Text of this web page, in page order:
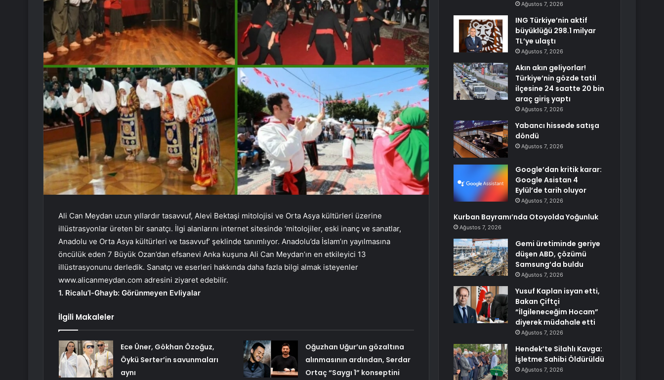
Ali Can Meydan uzun yıllardır tasavvuf, Alevi Bektaşi mitolojisi ve Orta Asya kültürleri üzerine
illüstrasyonlar üreten bir sanatçı. İlgi alanlarını internet sitesinde ‘mitolojiler, eski inanç ve sanatlar,
Anadolu ve Orta Asya kültürleri ve tasavvuf’ şeklinde tanımlıyor. Anadolu’da İslam’ın yayılmasına
öncülük eden 7 Büyük Ozan’dan efsanevi Anka kuşuna Ali Can Meydan’ın en etkileyici 13
illüstrasyonunu derledik. Sanatçı ve eserleri hakkında daha fazla bilgi almak isteyenler
www.alicanmeydan.com adresini ziyaret edebilir.
1. Ricalu’l-Ghayb: Görünmeyen Evliyalar
İlgili Makaleler
Ece Üner, Gökhan Özoğuz,
Öykü Serter’in savunmaları
aynı
Oğuzhan Uğur’un gözaltına
alınmasının ardından, Serdar
Ortaç “Saygı 1” konseptini
Ağustos 7, 2026
ING Türkiye’nin aktif
büyüklüğü 298.1 milyar
TL’ye ulaştı
Ağustos 7, 2026
Akın akın geliyorlar!
Türkiye’nin gözde tatil
ilçesine 24 saatte 20 bin
araç giriş yaptı
Ağustos 7, 2026
Yabancı hissede satışa
döndü
Ağustos 7, 2026
Google’dan kritik karar:
Google Asistan 4
Eylül’de tarih oluyor
Ağustos 7, 2026
Kurban Bayramı’nda Otoyolda Yoğunluk
Ağustos 7, 2026
Gemi üretiminde geriye
düşen ABD, çözümü
Samsung’da buldu
Ağustos 7, 2026
Yusuf Kaplan isyan etti,
Bakan Çiftçi
“İlgileneceğim Hocam”
diyerek müdahale etti
Ağustos 7, 2026
Hendek’te Silahlı Kavga:
İşletme Sahibi Öldürüldü
Ağustos 7, 2026